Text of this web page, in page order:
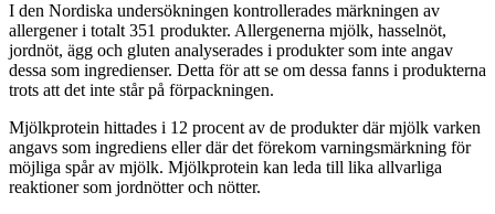
I den Nordiska undersökningen kontrollerades märkningen av
allergener i totalt 351 produkter. Allergenerna mjölk, hasselnöt,
jordnöt, ägg och gluten analyserades i produkter som inte angav
dessa som ingredienser. Detta för att se om dessa fanns i produkterna
trots att det inte står på förpackningen.
Mjölkprotein hittades i 12 procent av de produkter där mjölk varken
angavs som ingrediens eller där det förekom varningsmärkning för
möjliga spår av mjölk. Mjölkprotein kan leda till lika allvarliga
reaktioner som jordnötter och nötter.